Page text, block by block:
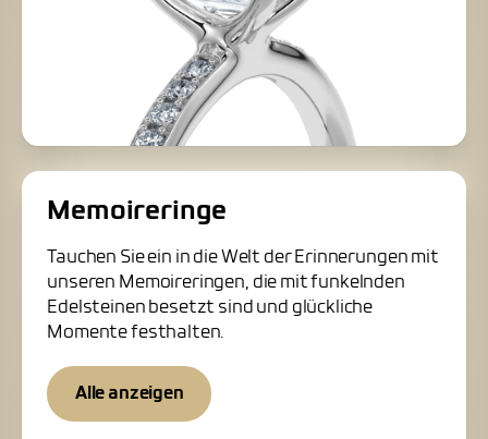
Memoireringe
Tauchen Sie ein in die Welt der Erinnerungen mit
unseren Memoireringen, die mit funkelnden
Edelsteinen besetzt sind und glückliche
Momente festhalten.
Alle anzeigen